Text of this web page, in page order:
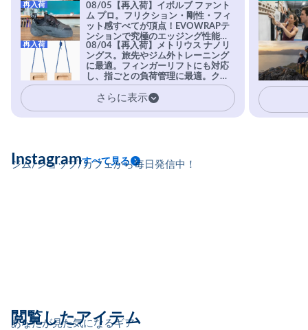
08/05【再入荷】イボルブ ファント
ム プロ。フリクション・剛性・フィ
ット感すべてが頂点！EVOWRAPテ
ンションで究極のエッジング性能を
実現。進化系ラバーEvo-74はTRAX
を凌駕する粘着力で極小ホールドに
安心感。
再入荷
08/04【再入荷】メトリウス ナノリ
ングス。旅先やジム外トレーニング
に最適。フィンガーリフトにも対応
し、指ごとの負荷管理に最適。クラ
イマーの指を本気で鍛えるギア。
再入荷
さらに表示
ジム/ショップ/カフェから毎日発信中！
Instagramすべて見る
あなたが見た気になるギア
閲覧したアイテム